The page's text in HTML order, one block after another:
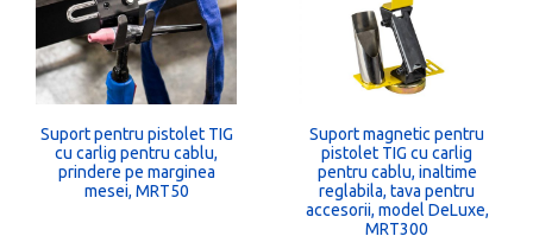
Suport pentru pistolet TIG
cu carlig pentru cablu,
prindere pe marginea
mesei, MRT50
Suport magnetic pentru
pistolet TIG cu carlig
pentru cablu, inaltime
reglabila, tava pentru
accesorii, model DeLuxe,
MRT300